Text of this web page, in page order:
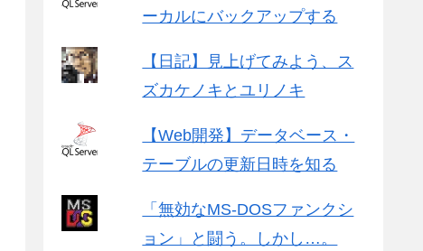
6958-40ff-92a7-860e329aab41}.hds
3bfa-42c5-b9e8-68b6405c2751}.hds
6958-40ff-92a7-860e329aab41}.hds
ーカルにバックアップする
【日記】見上げてみよう、ス
ズカケノキとユリノキ
【Web開発】データベース・
テーブルの更新日時を知る
「無効なMS-DOSファンクシ
ョン」と闘う。しかし…。